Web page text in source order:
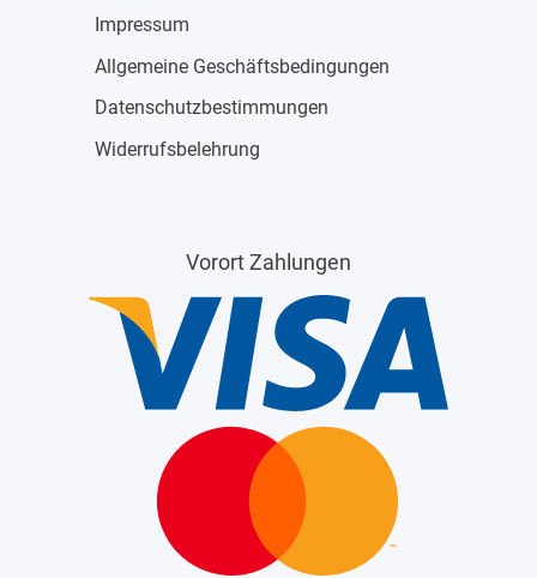
Impressum
Allgemeine Geschäftsbedingungen
Datenschutzbestimmungen
Widerrufsbelehrung
Vorort Zahlungen